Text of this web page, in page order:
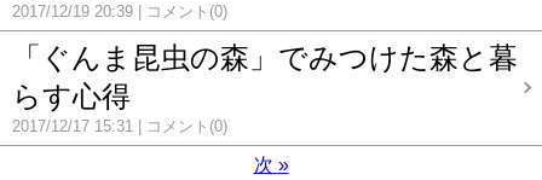
2017/12/19 20:39 コメント(0)
「ぐんま昆虫の森」でみつけた森と暮
らす心得
2017/12/17 15:31 コメント(0)
次 »